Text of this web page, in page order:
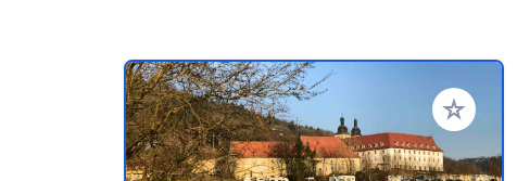
Add to